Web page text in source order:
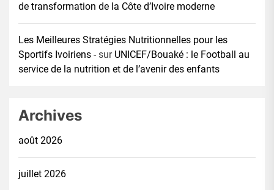
de transformation de la Côte d’Ivoire moderne
Les Meilleures Stratégies Nutritionnelles pour les
Sportifs Ivoiriens -sur UNICEF/Bouaké : le Football au
service de la nutrition et de l’avenir des enfants
Archives
août 2026
juillet 2026